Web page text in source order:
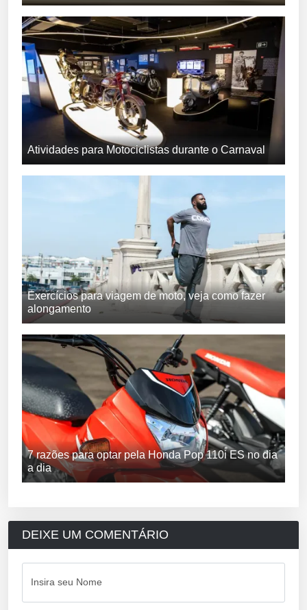
Atividades para Motociclistas durante o Carnaval
Exercícios para viagem de moto, veja como fazer
alongamento
7 razões para optar pela Honda Pop 110i ES no dia
a dia
DEIXE UM COMENTÁRIO
Insira seu Nome